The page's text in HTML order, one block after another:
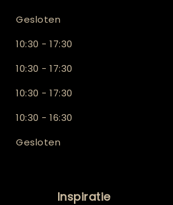
Gesloten
10:30 - 17:30
10:30 - 17:30
10:30 - 17:30
10:30 - 16:30
Gesloten
Inspiratie